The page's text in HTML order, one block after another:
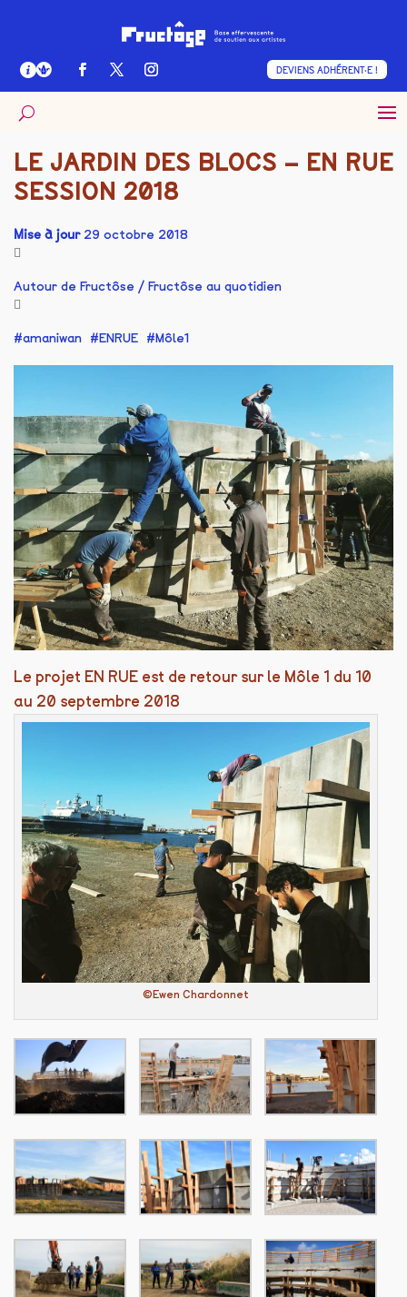
DEVIENS ADHÉRENT·E !
Le projet EN RUE est de retour sur le Môle 1 du 10
au 20 septembre 2018
©Ewen Chardonnet
LE JARDIN DES BLOCS – EN RUE
SESSION 2018
Mise à jour29 octobre 2018
Autour de Fructôse / Fructôse au quotidien
amaniwan ENRUE Môle1